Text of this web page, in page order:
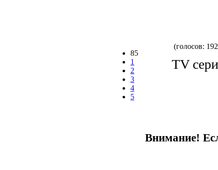
85
1
2
3
4
5
(голосов:
TV
Внимание!